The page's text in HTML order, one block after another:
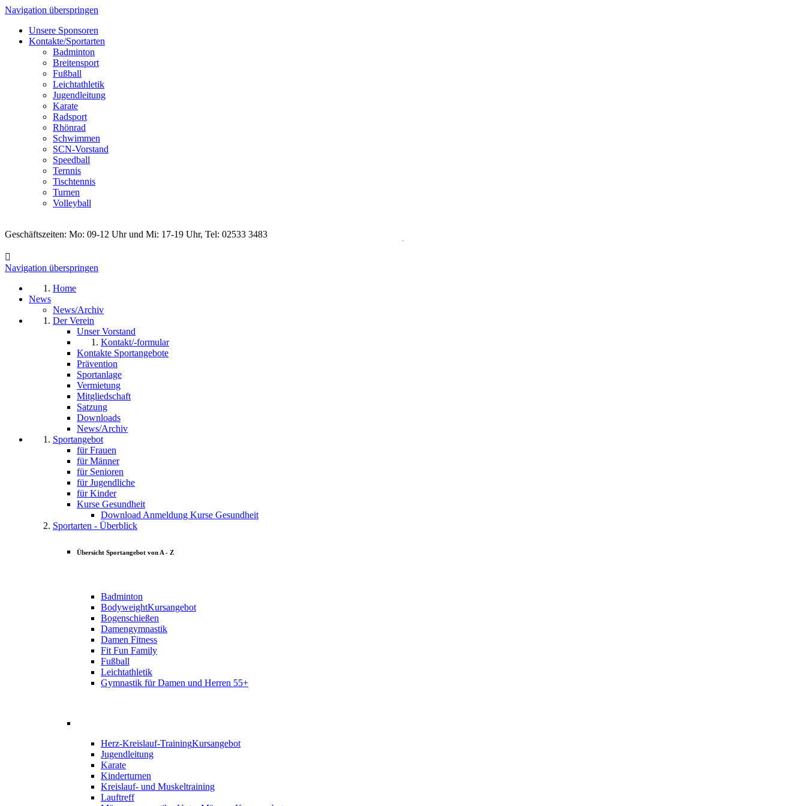
Navigation überspringen
Unsere Sponsoren
Kontakte/Sportarten
Badminton
Breitensport
Fußball
Leichtathletik
Jugendleitung
Karate
Radsport
Rhönrad
Schwimmen
SCN-Vorstand
Speedball
Ternnis
Tischtennis
Turnen
Volleyball
Geschäftszeiten: Mo: 09-12 Uhr und Mi: 17-19 Uhr, Tel: 02533 3483
Navigation überspringen
Home
News
News/Archiv
Der Verein
Unser Vorstand
Kontakt/-formular
Kontakte Sportangebote
Prävention
Sportanlage
Vermietung
Mitgliedschaft
Satzung
Downloads
News/Archiv
Sportangebot
für Frauen
für Männer
für Senioren
für Jugendliche
für Kinder
Kurse Gesundheit
Download Anmeldung Kurse Gesundheit
Sportarten - Überblick
Übersicht Sportangebot von A - Z
Badminton
BodyweightKursangebot
Bogenschießen
Damengymnastik
Damen Fitness
Fit Fun Family
Fußball
Leichtathletik
Gymnastik für Damen und Herren 55+
Herz-Kreislauf-TrainingKursangebot
Jugendleitung
Karate
Kinderturnen
Kreislauf- und Muskeltraining
Lauftreff